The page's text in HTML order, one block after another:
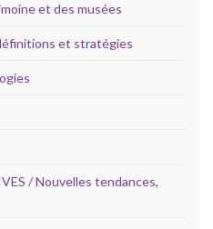
et des musées
et stratégies
/ Nouvelles tendances,